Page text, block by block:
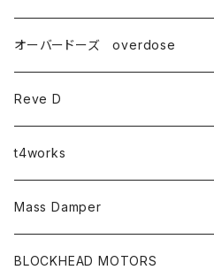
ドリフトタイヤ
タイヤ
コンバージョンキット
YD-2
ZEON
ドリフトパーツ
ハイトラクションブラスパーツ(真鍮)
YOKOMO YD-2シリーズ
ダンパー・スプリング関連
ダンパーカラーチェンジキット
ドリフトスプリング
汎用パーツ
ボディ
YD-2シリーズ
ドリフトパッケージ(ドリパケ)
DRB
DIB
YD-4
オーバードーズ overdose
GALM
Reve D
RDX
MC-1
t4works
RC_SPECIAL PARTS
APPAREL_LINE
Mass Damper
ステッカー
BLOCKHEAD MOTORS